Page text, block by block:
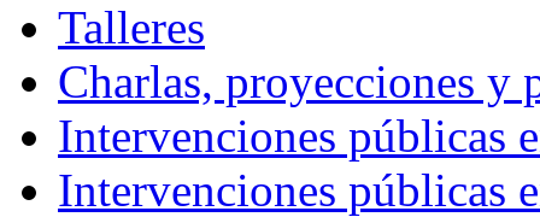
Talleres
Charlas, proyecciones y
Intervenciones públicas
Intervenciones públicas